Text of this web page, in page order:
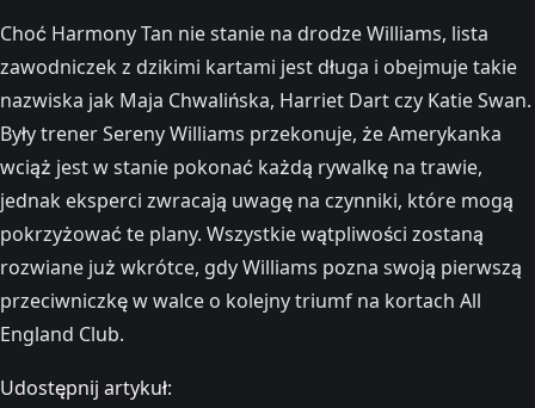
Choć Harmony Tan nie stanie na drodze Williams, lista
zawodniczek z dzikimi kartami jest długa i obejmuje takie
nazwiska jak Maja Chwalińska, Harriet Dart czy Katie Swan.
Były trener Sereny Williams przekonuje, że Amerykanka
wciąż jest w stanie pokonać każdą rywalkę na trawie,
jednak eksperci zwracają uwagę na czynniki, które mogą
pokrzyżować te plany. Wszystkie wątpliwości zostaną
rozwiane już wkrótce, gdy Williams pozna swoją pierwszą
przeciwniczkę w walce o kolejny triumf na kortach All
England Club.
Udostępnij artykuł: